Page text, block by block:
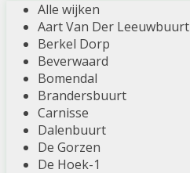
Alle wijken
Aart Van Der Leeuwbuurt
Berkel Dorp
Beverwaard
Bomendal
Brandersbuurt
Carnisse
Dalenbuurt
De Gorzen
De Hoek-1